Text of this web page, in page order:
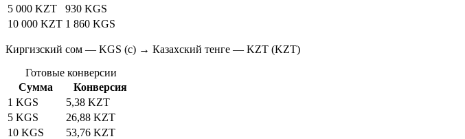
5 000 KZT
930 KGS
10 000 KZT 1 860 KGS
Киргизский сом — KGS (с) → Казахский тенге — KZT (KZT)
Готовые конверсии
Сумма
Конверсия
1 KGS
5,38 KZT
5 KGS
26,88 KZT
10 KGS
53,76 KZT